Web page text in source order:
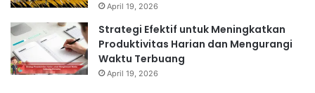
April 19, 2026
Strategi Efektif untuk Meningkatkan
Produktivitas Harian dan Mengurangi
Waktu Terbuang
April 19, 2026